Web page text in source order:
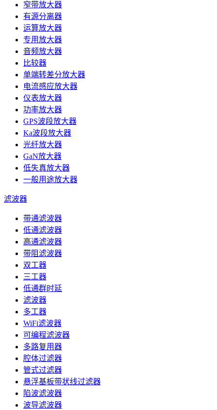
窄带放大器
有源分离器
运算放大器
专用放大器
音频放大器
比较器
单端转差分放大器
电流感应放大器
仪表放大器
功率放大器
GPS波段放大器
Ka波段放大器
光纤放大器
GaN放大器
低失真放大器
一般用途放大器
滤波器
带通滤波器
低通滤波器
高通滤波器
带阻滤波器
双工器
三工器
低通群时延
滤波器
多工器
WiFi滤波器
可编程滤波器
多路复用器
腔体过滤器
管式过滤器
悬浮基板带状线过滤器
陷波滤波器
波导滤波器